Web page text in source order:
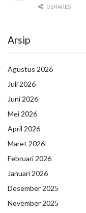
0 SHARES
Arsip
Agustus 2026
Juli 2026
Juni 2026
Mei 2026
April 2026
Maret 2026
Februari 2026
Januari 2026
Desember 2025
November 2025